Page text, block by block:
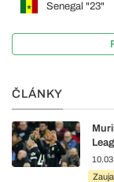
Senegal "23"
ČLÁNKY
10.03.